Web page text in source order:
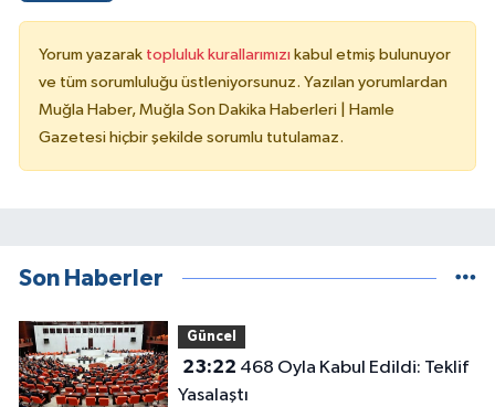
Yorum yazarak topluluk kurallarımızı kabul etmiş bulunuyor
ve tüm sorumluluğu üstleniyorsunuz. Yazılan yorumlardan
Muğla Haber, Muğla Son Dakika Haberleri | Hamle
Gazetesi hiçbir şekilde sorumlu tutulamaz.
Son Haberler
Güncel
23:22
Yasalaştı